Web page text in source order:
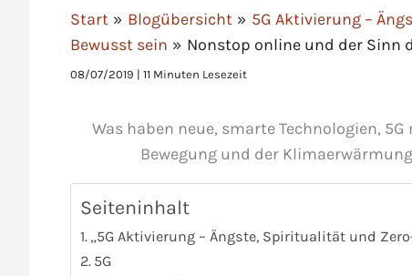
Start Blogübersicht 5G Aktivierung –
Bewusst sein
Nonstop online und der Sinn
08/07/2019 | 11 Minuten Lesezeit
Was haben neue, smarte Technologien,
Bewegung und der
Seiteninhalt
„5G Aktivierung – Ängste, Spiritualität und
5G